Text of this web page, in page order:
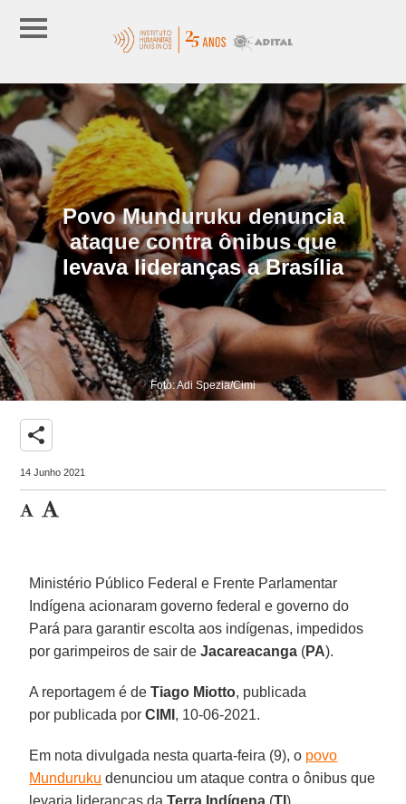
Povo Munduruku denuncia
ataque contra ônibus que
levava lideranças a Brasília
Foto: Adi Spezia/Cimi
share
14 Junho 2021
Ministério Público Federal e Frente Parlamentar
Indígena acionaram governo federal e governo do
Pará para garantir escolta aos indígenas, impedidos
por garimpeiros de sair deJacareacanga (PA).
A reportagem é deTiago Miotto, publicada
por publicada porCIMI , 10-06-2021.
Em nota divulgada nesta quarta-feira (9), o povo
Munduruku denunciou um ataque contra o ônibus que
levaria lideranças daTerra Indígena (TI)